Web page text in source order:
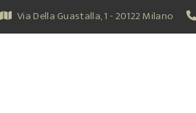
Skip
to
content
Via Della Guastalla, 1 - 20122 Milano